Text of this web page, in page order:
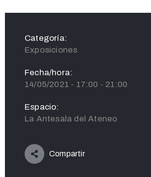
Categoría:
Exposiciones
Fecha/hora:
14/05/2021 - 17:00 - 21:00
Espacio:
La Antesala del Ateneo
Compartir